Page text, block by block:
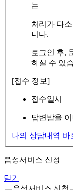
는
처리가 다
니다.
로그인 후,
하실 수 있
[접수 정보]
접수일시
답변받을
나의 상담내역 바
음성서비스 신청
닫기